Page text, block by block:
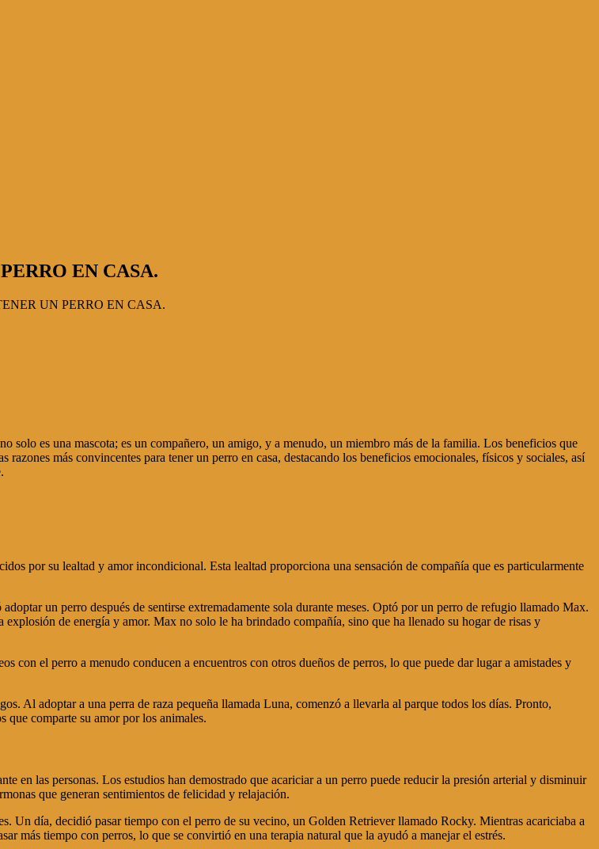
EN CASA.
UN PERRO EN CASA.
solo es una mascota; es un compañero, un amigo, y a menudo, un miembro más de la familia. Los beneficios que
más convincentes para tener un perro en casa, destacando los beneficios emocionales, físicos y sociales, así
por su lealtad y amor incondicional. Esta lealtad proporciona una sensación de compañía que es particularmente
un perro después de sentirse extremadamente sola durante meses. Optó por un perro de refugio llamado Max.
de energía y amor. Max no solo le ha brindado compañía, sino que ha llenado su hogar de risas y
con el perro a menudo conducen a encuentros con otros dueños de perros, lo que puede dar lugar a amistades y
Al adoptar a una perra de raza pequeña llamada Luna, comenzó a llevarla al parque todos los días. Pronto,
que comparte su amor por los animales.
en las personas. Los estudios han demostrado que acariciar a un perro puede reducir la presión arterial y disminuir
que generan sentimientos de felicidad y relajación.
Un día, decidió pasar tiempo con el perro de su vecino, un Golden Retriever llamado Rocky. Mientras acariciaba a
más tiempo con perros, lo que se convirtió en una terapia natural que la ayudó a manejar el estrés.